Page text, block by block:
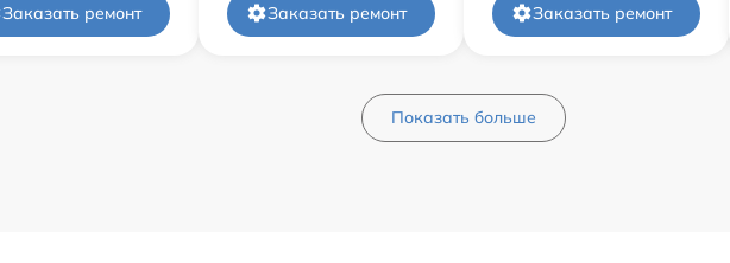
Заказать ремонт Заказать ремонт Заказать ремонт
Показать больше